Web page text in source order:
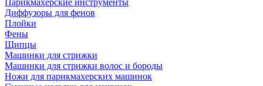
Парикмахерские инструменты
Диффузоры для фенов
Плойки
Фены
Щипцы
Машинки для стрижки
Машинки для стрижки волос и бороды
Ножи для парикмахерских машинок